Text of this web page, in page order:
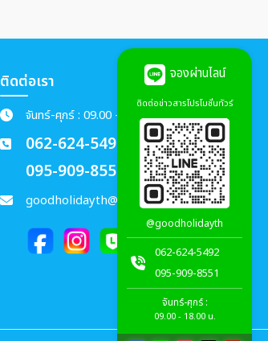
ติดต่อเรา
จันทร์-ศุกร์ : 09.00 - 18.00 น.
062-624-5492
095-909-8551
goodholidayth@gmail.com
จองผ่านไลน์
ติดต่อข่าวสารโปรโมชั่นทัวร์
@goodholidayth
062-624-5492
095-909-8551
จันทร์-ศุกร์ :
09.00 - 18.00 น.